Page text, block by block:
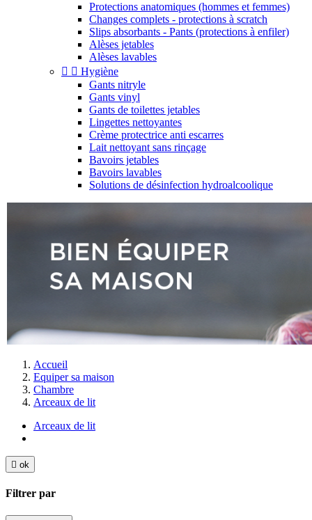
Protections anatomiques (hommes et femmes)
Changes complets - protections à scratch
Slips absorbants - Pants (protections à enfiler)
Alèses jetables
Alèses lavables
  Hygiène
Gants nitryle
Gants vinyl
Gants de toilettes jetables
Lingettes nettoyantes
Crème protectrice anti escarres
Lait nettoyant sans rinçage
Bavoirs jetables
Bavoirs lavables
Solutions de désinfection hydroalcoolique
Accueil
Equiper sa maison
Chambre
Arceaux de lit
Arceaux de lit
 ok
Filtrer par